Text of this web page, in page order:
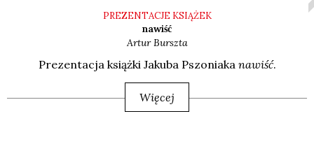
PREZENTACJE KSIĄŻEK
nawiść
ArturBurszta
Pre­zen­ta­cja książ­ki Jaku­ba Pszo­nia­ka nawiść.
Więcej